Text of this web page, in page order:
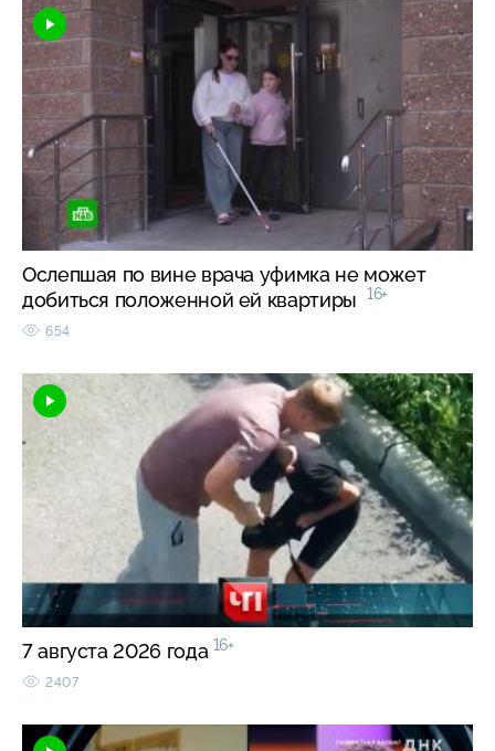
Ослепшая по вине врача уфимка не может
добиться положенной ей квартиры
16+
654
7 августа 2026 года 16+
2407